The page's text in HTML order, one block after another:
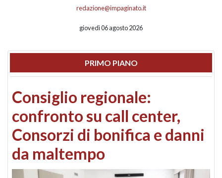
redazione@impaginato.it
giovedì 06 agosto 2026
PRIMO PIANO
Consiglio regionale:
confronto su call center,
Consorzi di bonifica e danni
da maltempo